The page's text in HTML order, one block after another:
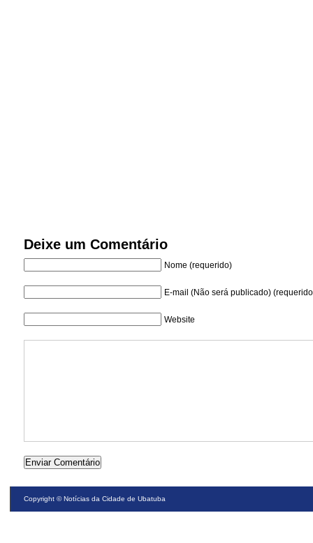
Deixe um Comentário
Nome (requerido)
E-mail (Não será publicado)
Website
Copyright ©Notícias da Cidade de Ubatuba